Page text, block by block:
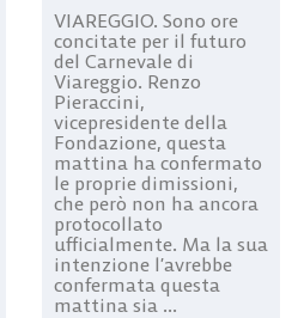
VIAREGGIO. Sono ore
concitate per il futuro
del Carnevale di
Viareggio. Renzo
Pieraccini,
vicepresidente della
Fondazione, questa
mattina ha confermato
le proprie dimissioni,
che però non ha ancora
protocollato
ufficialmente. Ma la sua
intenzione l’avrebbe
confermata questa
mattina sia ...